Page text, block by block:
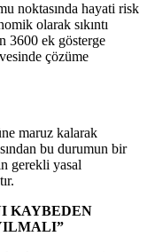
noktasında hayati risk
olarak sıkıntı
3600 ek gösterge
çözüme
maruz kalarak
bu durumun bir
gerekli yasal
KAYBEDEN